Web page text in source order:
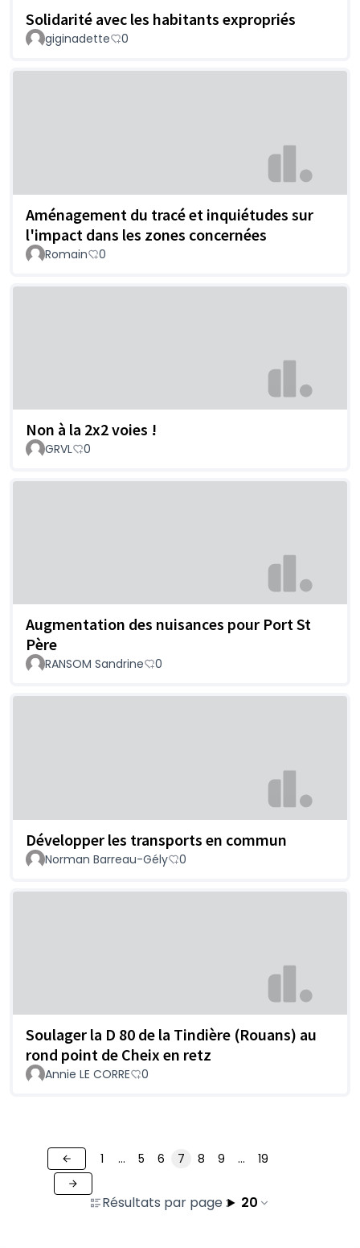
Solidarité avec les habitants expropriés
giginadette 0
Aménagement du tracé et inquiétudes sur
l'impact dans les zones concernées
Romain 0
Non à la 2x2 voies !
GRVL 0
Augmentation des nuisances pour Port St
Père
RANSOM Sandrine 0
Développer les transports en commun
Norman Barreau-Gély 0
Soulager la D 80 de la Tindière (Rouans) au
rond point de Cheix en retz
Annie LE CORRE 0
Résultats par page : 20
1 … 5 6 7 8 9 … 19